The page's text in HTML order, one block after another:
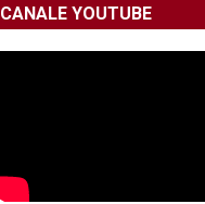
CANALE YOUTUBE